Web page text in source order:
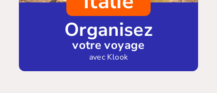
Organisez
votre voyage
avec Klook